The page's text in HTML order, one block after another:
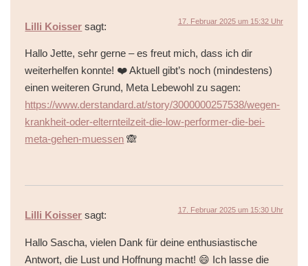
Lilli Koisser sagt: 17. Februar 2025 um 15:32 Uhr
Hallo Jette, sehr gerne – es freut mich, dass ich dir
weiterhelfen konnte! ❤️ Aktuell gibt’s noch (mindestens)
einen weiteren Grund, Meta Lebewohl zu sagen:
https://www.derstandard.at/story/3000000257538/wegen-
krankheit-oder-elternteilzeit-die-low-performer-die-bei-
meta-gehen-muessen 🙈
Lilli Koisser sagt: 17. Februar 2025 um 15:30 Uhr
Hallo Sascha, vielen Dank für deine enthusiastische
Antwort, die Lust und Hoffnung macht! 😄 Ich lasse die